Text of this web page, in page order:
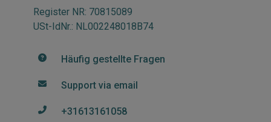
Register NR: 70815089
USt-IdNr.: NL002248018B74
Häufig gestellte Fragen
Support via email
+31613161058